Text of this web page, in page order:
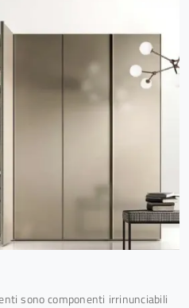
sono componenti irrinunciabili